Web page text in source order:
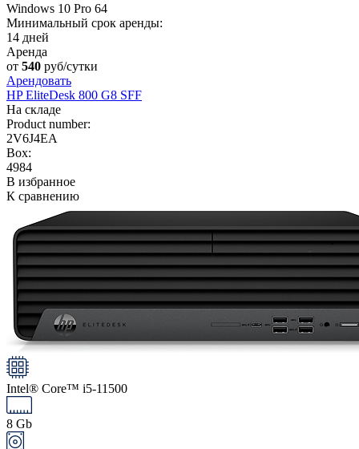
Windows 10 Pro 64
Минимальный срок аренды:
14 дней
Аренда
от 540 руб/сутки
Арендовать
HP EliteDesk 800 G8 SFF
На складе
Product number:
2V6J4EA
Box:
4984
В избранное
К сравнению
Intel® Core™ i5-11500
8 Gb